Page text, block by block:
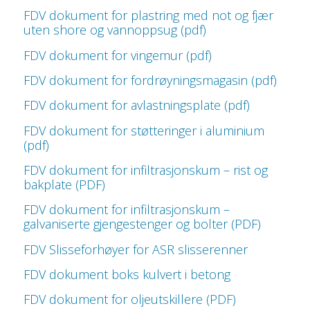
FDV dokument for plastring med not og fjær
uten shore og vannoppsug (pdf)
FDV dokument for vingemur (pdf)
FDV dokument for fordrøyningsmagasin (pdf)
FDV dokument for avlastningsplate (pdf)
FDV dokument for støtteringer i aluminium
(pdf)
FDV dokument for infiltrasjonskum – rist og
bakplate (PDF)
FDV dokument for infiltrasjonskum –
galvaniserte gjengestenger og bolter (PDF)
FDV Slisseforhøyer for ASR slisserenner
FDV dokument boks kulvert i betong
FDV dokument for oljeutskillere (PDF)